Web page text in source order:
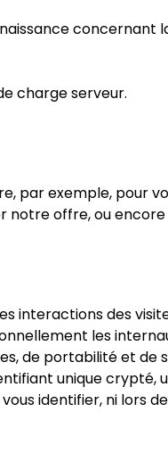
concernant
charge serveur.
par exemple, pour
notre offre, ou
interactions des
les
de portabilité et de
unique crypté,
identifier, ni lors